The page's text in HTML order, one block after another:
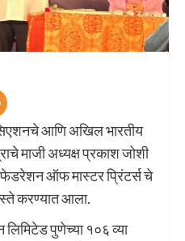
आणि अखिल भारतीय
माजी अध्यक्ष प्रकाश जोशी
फेडरेशन ऑफ मास्टर प्रिंटर्स चे
करण्यात आला.
पुणेच्या १०६ व्या